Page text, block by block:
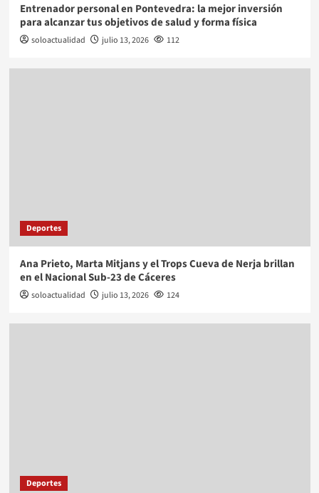
Entrenador personal en Pontevedra: la mejor inversión
para alcanzar tus objetivos de salud y forma física
soloactualidad julio 13, 2026 112
Deportes
Ana Prieto, Marta Mitjans y el Trops Cueva de Nerja brillan
en el Nacional Sub-23 de Cáceres
soloactualidad julio 13, 2026 124
Deportes